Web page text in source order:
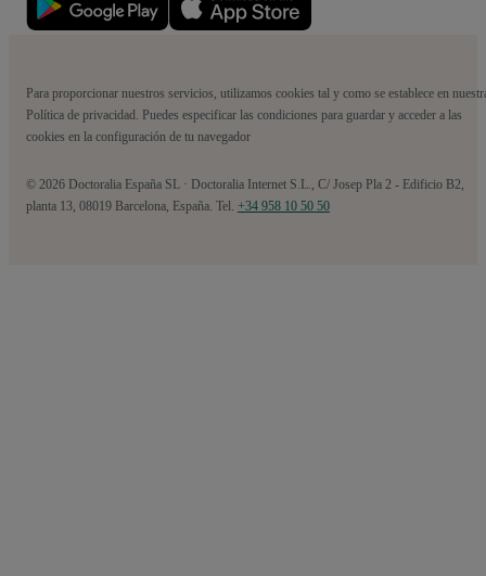
Para proporcionar nuestros servicios, utilizamos cookies tal y como se establece en
Política de privacidad. Puedes especificar las condiciones para guardar y acceder a las
cookies en la configuración de tu navegador
© 2026 Doctoralia España SL · Doctoralia Internet S.L., C/ Josep Pla 2 - Edificio B2,
planta 13, 08019 Barcelona, España. Tel. +34 958 10 50 50